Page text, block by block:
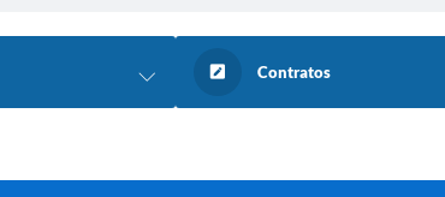
Contratos